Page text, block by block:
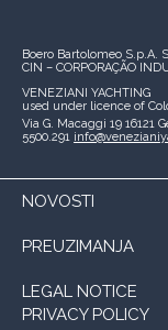
Boero Bartolomeo S.p.A.
CIN – CORPORAÇÃO
VENEZIANI YACHTING
used under licence of
Via G. Macaggi 19 16121
5500.291
NOVOSTI
PREUZIMANJA
LEGAL NOTICE
PRIVACY POLICY